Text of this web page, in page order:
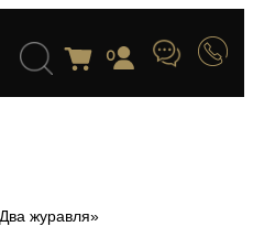
0
журавля»